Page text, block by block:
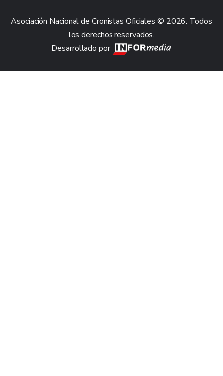
Asociación Nacional de Cronistas Oficiales © 2026. Todos
los derechos reservados.
Desarrollado por